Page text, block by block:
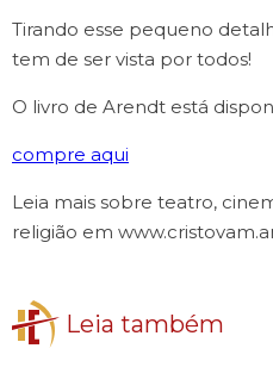
Tirando esse pequeno
tem de ser vista por todos!
O livro de Arendt está
compre aqui
Leia mais sobre teatro,
religião em
Leia também